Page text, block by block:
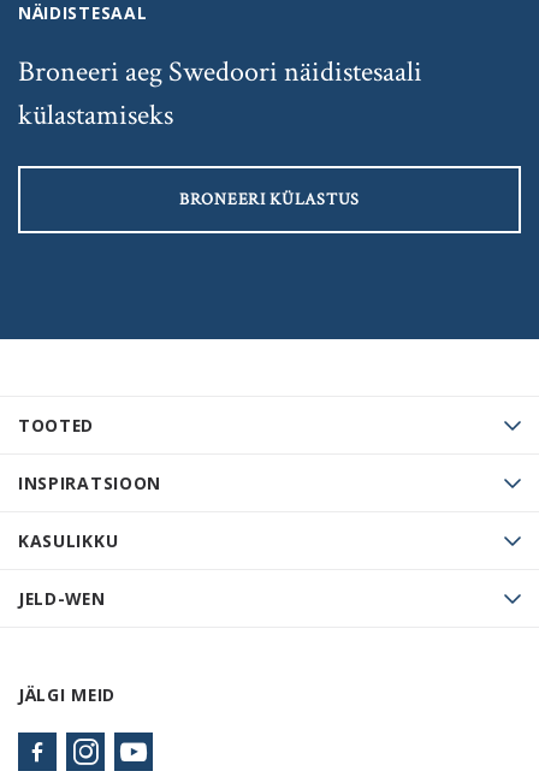
TOOTED
INSPIRATSIOON
KASULIKKU
JELD-WEN
JÄLGI MEID
NÄIDISTESAAL
Broneeri aeg Swedoori näidistesaali
külastamiseks
BRONEERI KÜLASTUS